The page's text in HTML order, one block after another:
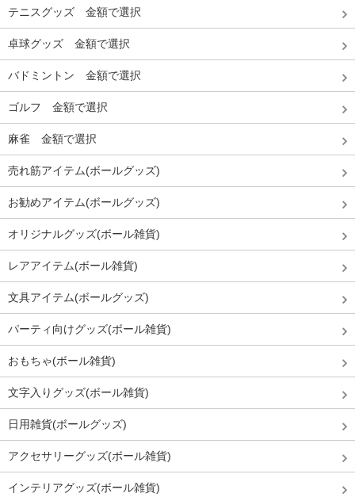
テニスグッズ 金額で選択
卓球グッズ 金額で選択
バドミントン 金額で選択
ゴルフ 金額で選択
麻雀 金額で選択
売れ筋アイテム(ボールグッズ)
お勧めアイテム(ボールグッズ)
オリジナルグッズ(ボール雑貨)
レアアイテム(ボール雑貨)
文具アイテム(ボールグッズ)
パーティ向けグッズ(ボール雑貨)
おもちゃ(ボール雑貨)
文字入りグッズ(ボール雑貨)
日用雑貨(ボールグッズ)
アクセサリーグッズ(ボール雑貨)
インテリアグッズ(ボール雑貨)